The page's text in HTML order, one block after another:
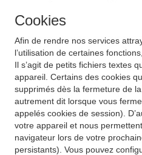
Cookies
Afin de rendre nos services
l’utilisation de certaines
Il s’agit de petits fichiers textes
appareil. Certains des cookies
supprimés dès la fermeture de
autrement dit lorsque vous
appelés cookies de session).
votre appareil et nous
navigateur lors de votre
persistants). Vous pouvez